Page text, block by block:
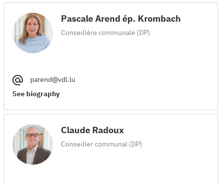
Pascale Arend ép. Krombach
Conseillère communale (DP)
parend@vdl.lu
See biography
Claude Radoux
Conseiller communal (DP)